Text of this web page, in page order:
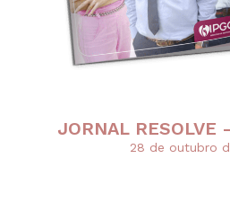
JORNAL RESOLVE
28 de outubro